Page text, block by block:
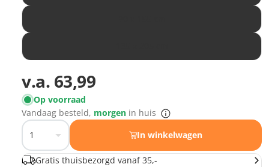
v.a. 63,99
Op voorraad
Vandaag besteld, morgen in huis
In winkelwagen
Gratis thuisbezorgd vanaf 35,-